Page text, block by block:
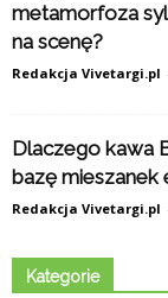
metamorfoza
na scenę?
Redakcja Vivetargi.pl
Dlaczego kawa
bazę mieszanek
Redakcja Vivetargi.pl
Kategorie